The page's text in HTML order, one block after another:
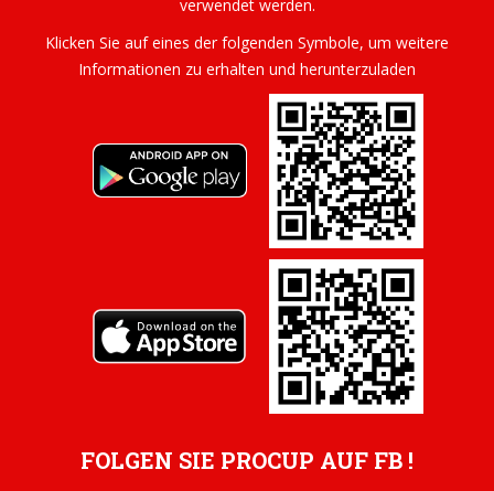
verwendet werden.
Klicken Sie auf eines der folgenden Symbole, um weitere
Informationen zu erhalten und herunterzuladen
FOLGEN SIE PROCUP AUF FB !